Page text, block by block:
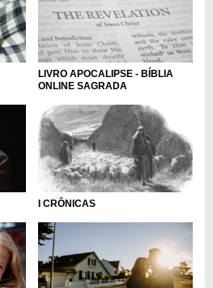
LIVRO APOCALIPSE - BÍBLIA
ONLINE SAGRADA
I CRÔNICAS